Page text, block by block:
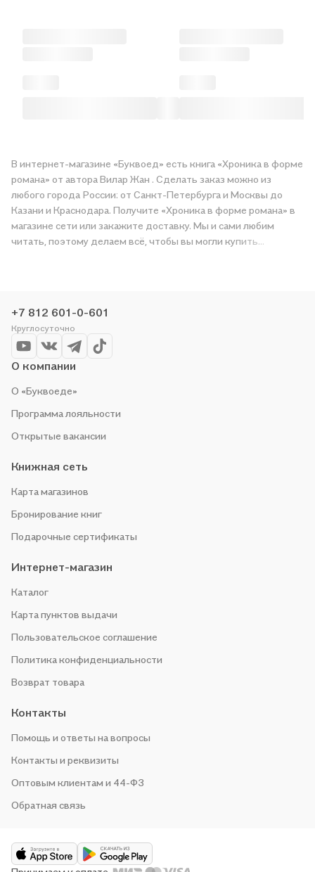
В интернет-магазине «Буквоед» есть книга «Хроника в форме
романа» от автора Вилар Жан . Сделать заказ можно из
любого города России: от Санкт-Петербурга и Москвы до
Казани и Краснодара. Получите «Хроника в форме романа» в
магазине сети или закажите доставку. Мы и сами любим
читать, поэтому делаем всё, чтобы вы могли купить
+7 812 601-0-601
Круглосуточно
О компании
О «Буквоеде»
Программа лояльности
Открытые вакансии
Книжная сеть
Карта магазинов
Бронирование книг
Подарочные сертификаты
Интернет-магазин
Каталог
Карта пунктов выдачи
Пользовательское соглашение
Политика конфиденциальности
Возврат товара
Контакты
Помощь и ответы на вопросы
Контакты и реквизиты
Оптовым клиентам и 44-ФЗ
Обратная связь